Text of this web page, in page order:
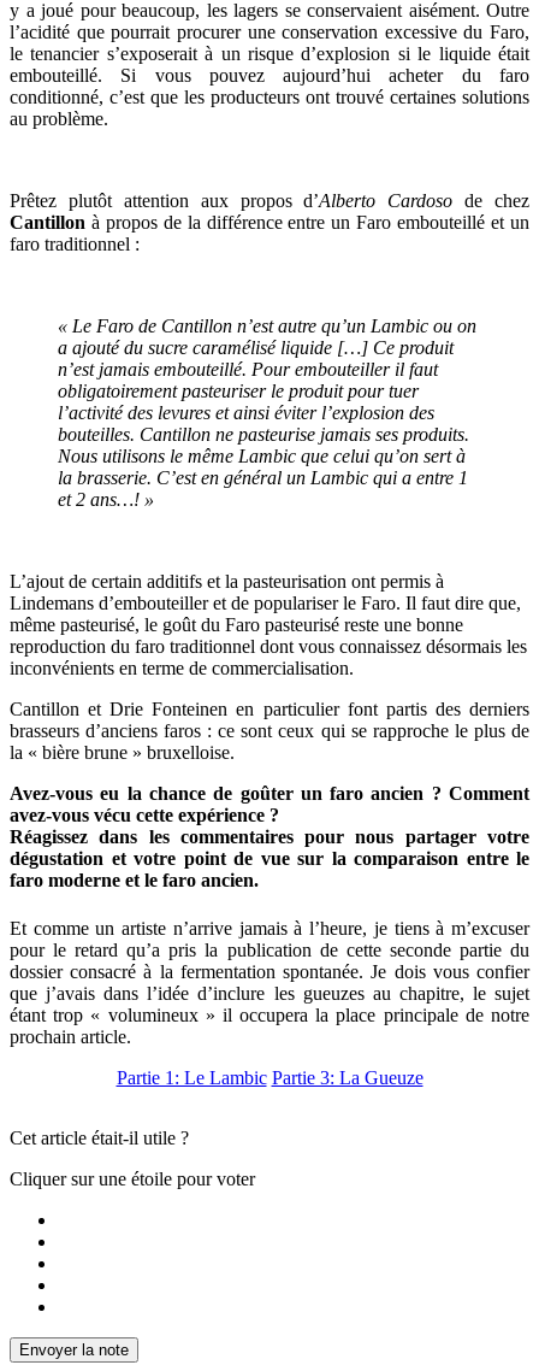
y a joué pour beaucoup, les lagers se conservaient aisément. Outre
l’acidité que pourrait procurer une conservation excessive du Faro,
le tenancier s’exposerait à un risque d’explosion si le liquide était
embouteillé. Si vous pouvez aujourd’hui acheter du faro
conditionné, c’est que les producteurs ont trouvé certaines solutions
au problème.
Prêtez plutôt attention aux propos d’Alberto Cardoso de chez
Cantillon à propos de la différence entre un Faro embouteillé et un
faro traditionnel :
« Le Faro de Cantillon n’est autre qu’un Lambic ou on
a ajouté du sucre caramélisé liquide […] Ce produit
n’est jamais embouteillé. Pour embouteiller il faut
obligatoirement pasteuriser le produit pour tuer
l’activité des levures et ainsi éviter l’explosion des
bouteilles. Cantillon ne pasteurise jamais ses produits.
Nous utilisons le même Lambic que celui qu’on sert à
la brasserie. C’est en général un Lambic qui a entre 1
et 2 ans…! »
L’ajout de certain additifs et la pasteurisation ont permis à
Lindemans d’embouteiller et de populariser le Faro. Il faut dire que,
même pasteurisé, le goût du Faro pasteurisé reste une bonne
reproduction du faro traditionnel dont vous connaissez désormais les
inconvénients en terme de commercialisation.
Cantillon et Drie Fonteinen en particulier font partis des derniers
brasseurs d’anciens faros : ce sont ceux qui se rapproche le plus de
la « bière brune » bruxelloise.
Avez-vous eu la chance de goûter un faro ancien ? Comment
avez-vous vécu cette expérience ?
Réagissez dans les commentaires pour nous partager votre
dégustation et votre point de vue sur la comparaison entre le
faro moderne et le faro ancien.
Et comme un artiste n’arrive jamais à l’heure, je tiens à m’excuser
pour le retard qu’a pris la publication de cette seconde partie du
dossier consacré à la fermentation spontanée. Je dois vous confier
que j’avais dans l’idée d’inclure les gueuzes au chapitre, le sujet
étant trop « volumineux » il occupera la place principale de notre
prochain article.
Partie 1: Le Lambic Partie 3: La Gueuze
Cet article était-il utile ?
Cliquer sur une étoile pour voter
Envoyer la note